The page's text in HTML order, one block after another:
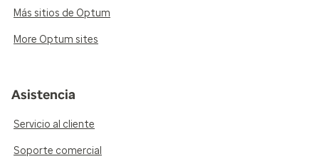
Más sitios de Optum
More Optum sites
Asistencia
Servicio al cliente
Soporte comercial